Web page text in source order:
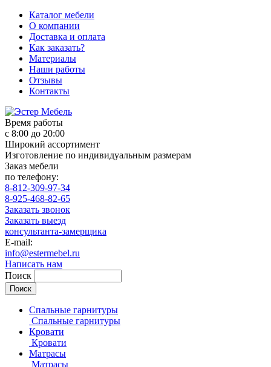
Каталог мебели
О компании
Доставка и оплата
Как заказать?
Материалы
Наши работы
Отзывы
Контакты
Время работы
с 8:00 до 20:00
Широкий ассортимент
Изготовление по индивидуальным размерам
Заказ мебели
по телефону:
8-812-309-97-34
8-925-468-82-65
Заказать звонок
Заказать выезд
консультанта-замерщика
E-mail:
info@estermebel.ru
Написать нам
Поиск
Спальные гарнитуры
Спальные гарнитуры
Кровати
Кровати
Матрасы
Матрасы